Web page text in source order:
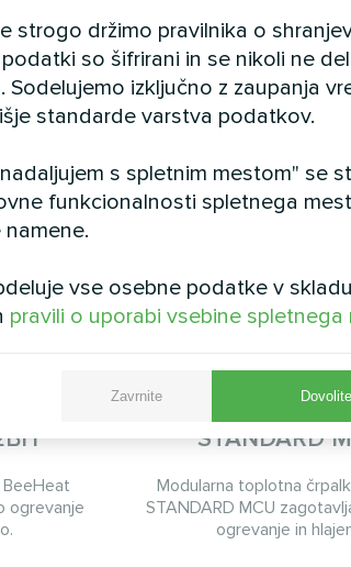
nepremičnine.
Glej tudi
ogrevanje
Industrijski objekt z
toplotno črpalko
STANDARD
Modularna toplotna
STANDARD MCU
ogrevanje in
strogo držimo pravilnika o
so šifrirani in se nikoli ne
izključno z zaupanja
standarde varstva podatkov.
s spletnim mestom" se
funkcionalnosti spletnega
vse osebne podatke v
pravili o uporabi vsebine spletnega
Zavrnite